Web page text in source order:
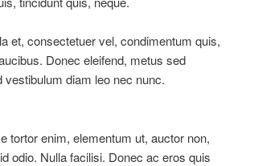
et, consectetuer vel, condimentum quis,
Donec eleifend, metus sed
diam leo nec nunc.
tortor enim, elementum ut, auctor non,
odio. Nulla facilisi. Donec ac eros quis